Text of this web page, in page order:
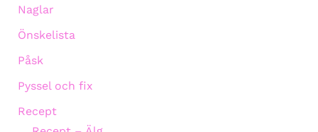
Naglar
Önskelista
Påsk
Pyssel och fix
Recept